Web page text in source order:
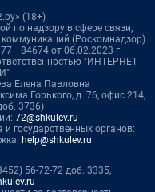
(18+)
по надзору в сфере связи,
(Роскомнадзор)
84674 от 06.02.2023 г.
"ИНТЕРНЕТ
Елена Павловна
Горького, д. 76, офис 214,
3736)
72@shkulev.ru
государственных органов:
help@shkulev.ru
56-72-72 доб. 3335,